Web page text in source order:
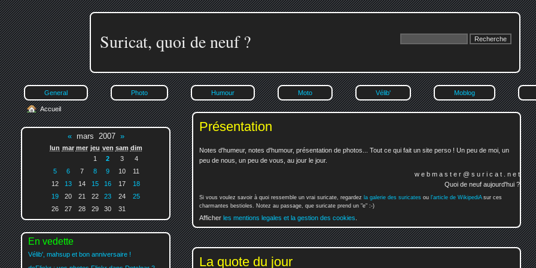
Suricat, quoi de neuf ?
General Photo Humour Moto Vélib' Moblog
Présentation
Notes d'humeur, notes d'humour, présentation de photos... Tout ce qui fait un site perso ! Un peu de moi, un
peu de nous, un peu de vous, au jour le jour.
w e b m a s t e r @ s u r i c a t . n e t
Quoi de neuf aujourd'hui ?
Si vous voulez savoir à quoi ressemble un vrai suricate, regardez la galerie des suricates ou l'article de WikipediAsur ces
charmantes bestioles. Notez au passage, que suricate prend un "e" :-)
Afficher les mentions legales et la gestion des cookies
La quote du jour
Accueil
«mars 2007 »
lun mar mer jeu ven sam dim
1
2 3
4
5
6 7 8 9 10
11
12
13 14 15 16 17
18
19
20 21 22 23 24
25
26
27 28 29 30 31
En vedette
Vélib', mahsup et bon anniversaire !